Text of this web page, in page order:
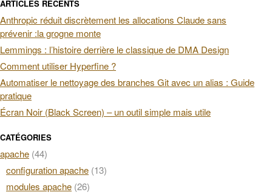
ARTICLES RÉCENTS
Anthropic réduit discrètement les allocations Claude sans
prévenir :la grogne monte
Lemmings : l’histoire derrière le classique de DMA Design
Comment utiliser Hyperfine ?
Automatiser le nettoyage des branches Git avec un alias : Guide
pratique
Écran Noir (Black Screen) – un outil simple mais utile
CATÉGORIES
apache (44)
configuration apache (13)
modules apache (26)